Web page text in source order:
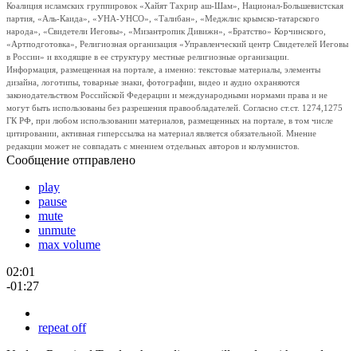
Коалиция исламских группировок «Хайят Тахрир аш-Шам», Национал-Большевистская
партия, «Аль-Каида», «УНА-УНСО», «Талибан», «Меджлис крымско-татарского
народа», «Свидетели Иеговы», «Мизантропик Дивижн», «Братство» Корчинского,
«Артподготовка», Религиозная организация «Управленческий центр Свидетелей Иеговы
в России» и входящие в ее структуру местные религиозные организации.
Информация, размещенная на портале, а именно: текстовые материалы, элементы
дизайна, логотипы, товарные знаки, фотографии, видео и аудио охраняются
законодательством Российской Федерации и международными нормами права и не
могут быть использованы без разрешения правообладателей. Согласно ст.ст. 1274,1275
ГК РФ, при любом использовании материалов, размещенных на портале, в том числе
цитировании, активная гиперссылка на материал является обязательной. Мнение
редакции может не совпадать с мнением отдельных авторов и колумнистов.
Сообщение отправлено
play
pause
mute
unmute
max volume
02:01
-01:27
repeat off